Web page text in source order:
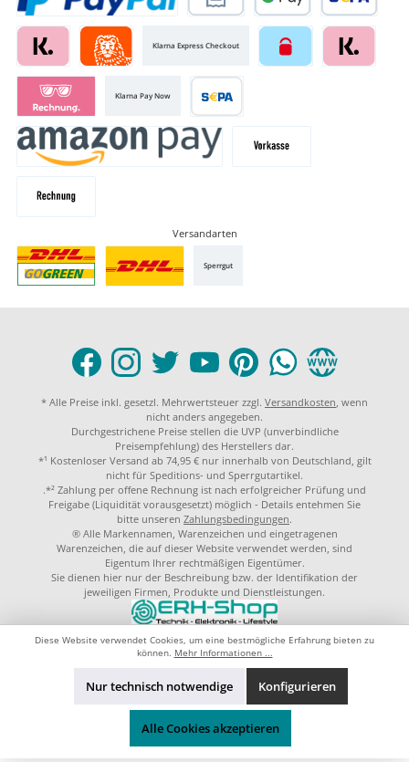
Klarna Express Checkout
Klarna Pay Now
Versandarten
Sperrgut
* Alle Preise inkl. gesetzl. Mehrwertsteuer zzgl. Versandkosten, wenn
nicht anders angegeben.
Durchgestrichene Preise stellen die UVP (unverbindliche
Preisempfehlung) des Herstellers dar.
*¹ Kostenloser Versand ab 74,95 € nur innerhalb von Deutschland, gilt
nicht für Speditions- und Sperrgutartikel.
.*² Zahlung per offene Rechnung ist nach erfolgreicher Prüfung und
Freigabe (Liquidität vorausgesetzt) möglich - Details entehmen Sie
bitte unseren Zahlungsbedingungen.
® Alle Markennamen, Warenzeichen und eingetragenen
Warenzeichen, die auf dieser Website verwendet werden, sind
Eigentum Ihrer rechtmäßigen Eigentümer.
Sie dienen hier nur der Beschreibung bzw. der Identifikation der
jeweiligen Firmen, Produkte und Dienstleistungen.
Diese Website verwendet Cookies, um eine bestmögliche Erfahrung bieten zu
können. Mehr Informationen ...
Nur technisch notwendige Konfigurieren
Alle Cookies akzeptieren